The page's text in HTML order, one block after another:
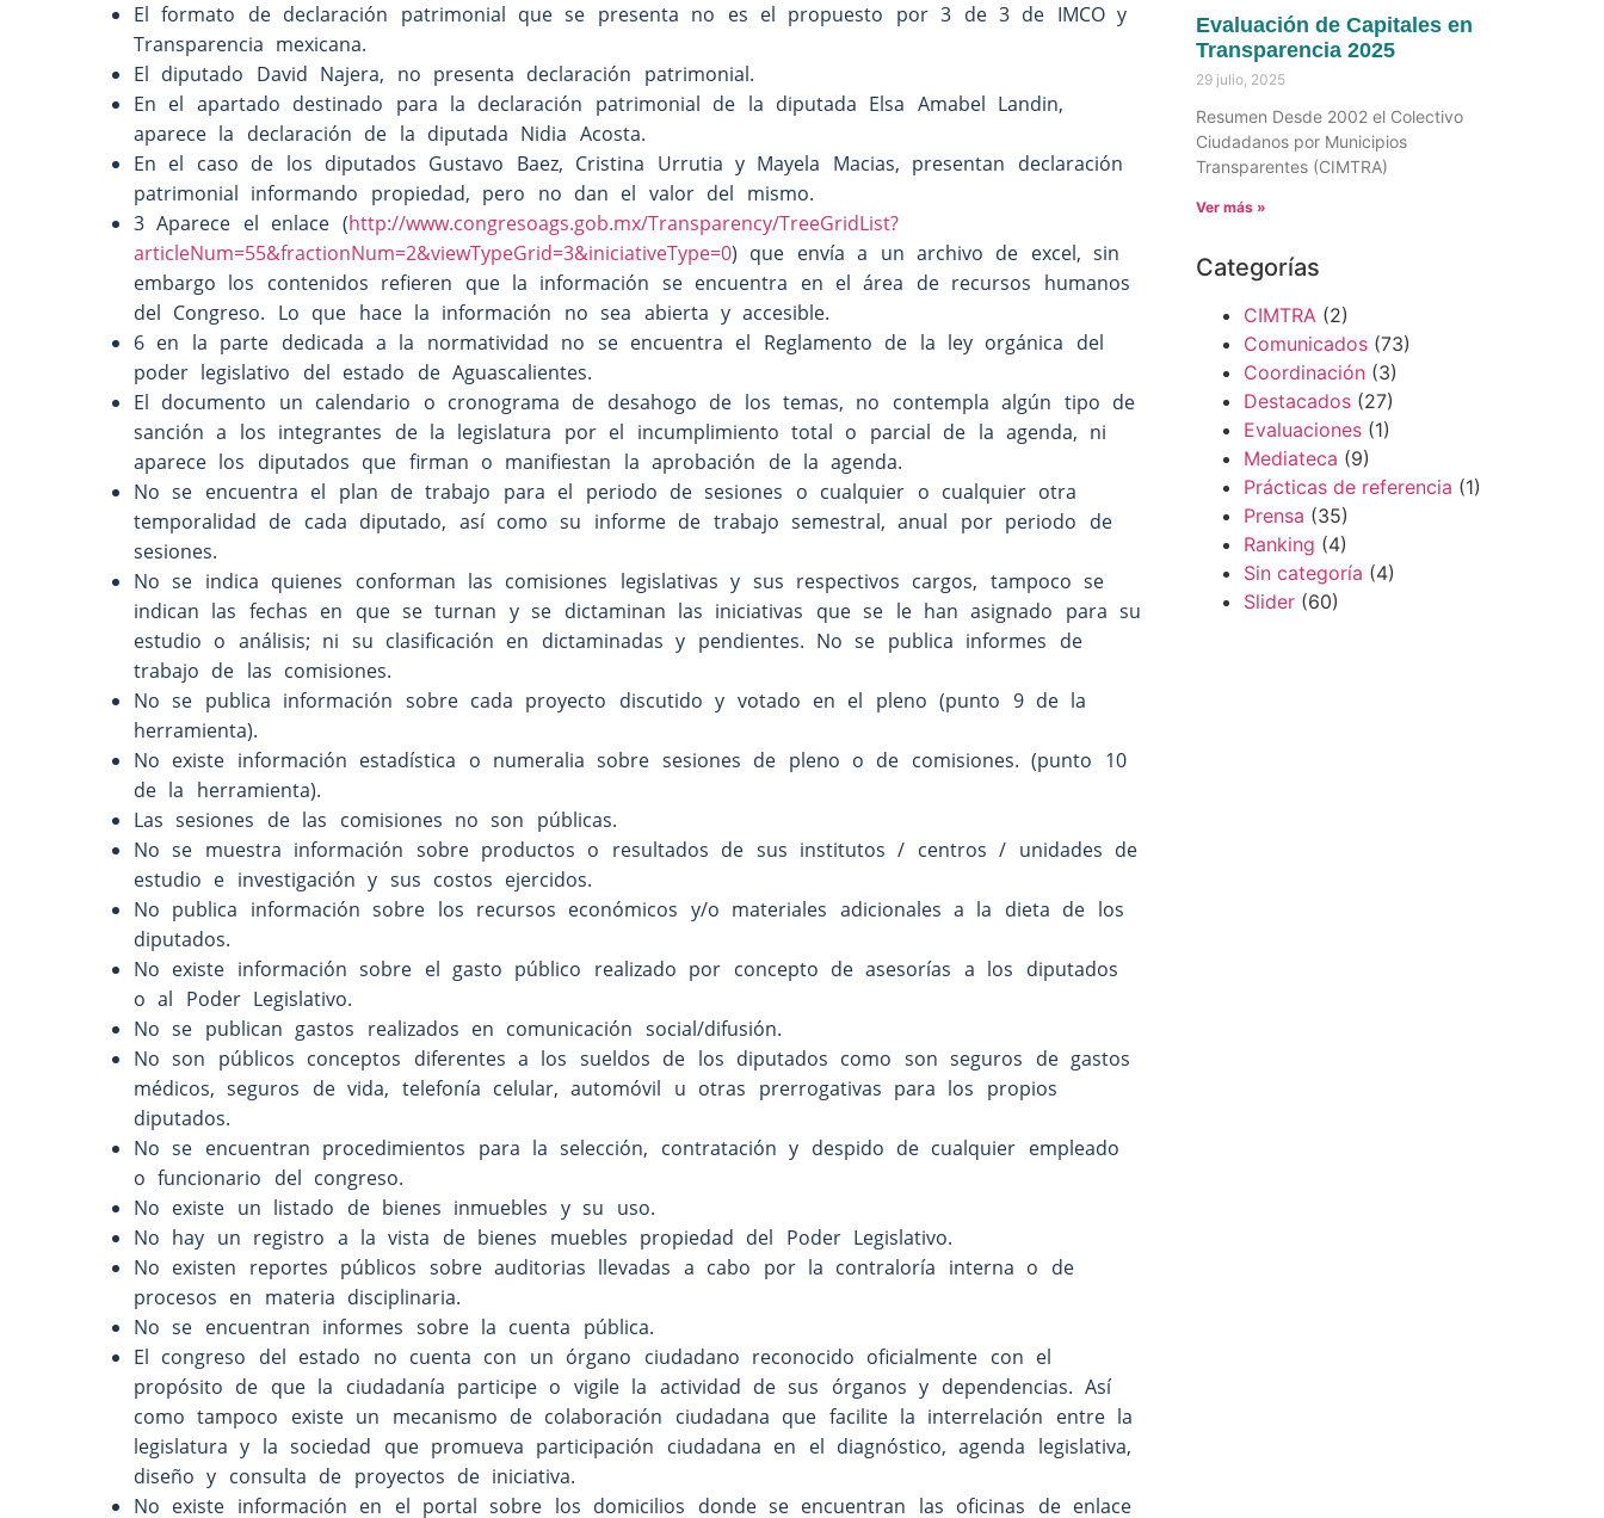
El formato de declaración patrimonial que se presenta no es el propuesto por 3 de 3 de IMCO y
Transparencia mexicana.
El diputado David Najera, no presenta declaración patrimonial.
En el apartado destinado para la declaración patrimonial de la diputada Elsa Amabel Landin,
aparece la declaración de la diputada Nidia Acosta.
En el caso de los diputados Gustavo Baez, Cristina Urrutia y Mayela Macias, presentan declaración
patrimonial informando propiedad, pero no dan el valor del mismo.
3 Aparece el enlace (http://www.congresoags.gob.mx/Transparency/TreeGridList?
articleNum=55&fractionNum=2&viewTypeGrid=3&iniciativeType=0) que envía a un archivo de excel, sin
embargo los contenidos refieren que la información se encuentra en el área de recursos humanos
del Congreso. Lo que hace la información no sea abierta y accesible.
6 en la parte dedicada a la normatividad no se encuentra el Reglamento de la ley orgánica del
poder legislativo del estado de Aguascalientes.
El documento un calendario o cronograma de desahogo de los temas, no contempla algún tipo de
sanción a los integrantes de la legislatura por el incumplimiento total o parcial de la agenda, ni
aparece los diputados que firman o manifiestan la aprobación de la agenda.
No se encuentra el plan de trabajo para el periodo de sesiones o cualquier o cualquier otra
temporalidad de cada diputado, así como su informe de trabajo semestral, anual por periodo de
sesiones.
No se indica quienes conforman las comisiones legislativas y sus respectivos cargos, tampoco se
indican las fechas en que se turnan y se dictaminan las iniciativas que se le han asignado para su
estudio o análisis; ni su clasificación en dictaminadas y pendientes. No se publica informes de
trabajo de las comisiones.
No se publica información sobre cada proyecto discutido y votado en el pleno (punto 9 de la
herramienta).
No existe información estadística o numeralia sobre sesiones de pleno o de comisiones. (punto 10
de la herramienta).
Las sesiones de las comisiones no son públicas.
No se muestra información sobre productos o resultados de sus institutos / centros / unidades de
estudio e investigación y sus costos ejercidos.
No publica información sobre los recursos económicos y/o materiales adicionales a la dieta de los
diputados.
No existe información sobre el gasto público realizado por concepto de asesorías a los diputados
o al Poder Legislativo.
No se publican gastos realizados en comunicación social/difusión.
No son públicos conceptos diferentes a los sueldos de los diputados como son seguros de gastos
médicos, seguros de vida, telefonía celular, automóvil u otras prerrogativas para los propios
diputados.
No se encuentran procedimientos para la selección, contratación y despido de cualquier empleado
o funcionario del congreso.
No existe un listado de bienes inmuebles y su uso.
No hay un registro a la vista de bienes muebles propiedad del Poder Legislativo.
No existen reportes públicos sobre auditorias llevadas a cabo por la contraloría interna o de
procesos en materia disciplinaria.
No se encuentran informes sobre la cuenta pública.
El congreso del estado no cuenta con un órgano ciudadano reconocido oficialmente con el
propósito de que la ciudadanía participe o vigile la actividad de sus órganos y dependencias. Así
como tampoco existe un mecanismo de colaboración ciudadana que facilite la interrelación entre la
legislatura y la sociedad que promueva participación ciudadana en el diagnóstico, agenda legislativa,
diseño y consulta de proyectos de iniciativa.
No existe información en el portal sobre los domicilios donde se encuentran las oficinas de enlace
Evaluación de Capitales en
Transparencia 2025
29 julio, 2025
Resumen Desde 2002 el Colectivo
Ciudadanos por Municipios
Transparentes (CIMTRA)
Ver más »
Categorías
CIMTRA(2)
Comunicados(73)
Coordinación(3)
Destacados(27)
Evaluaciones(1)
Mediateca (9)
Prácticas de referencia (1)
Prensa (35)
Ranking (4)
Sin categoría (4)
Slider(60)